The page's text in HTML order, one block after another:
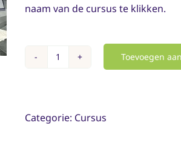
naam van de cursus te klikken.
Toevoegen
Categorie: Cursus